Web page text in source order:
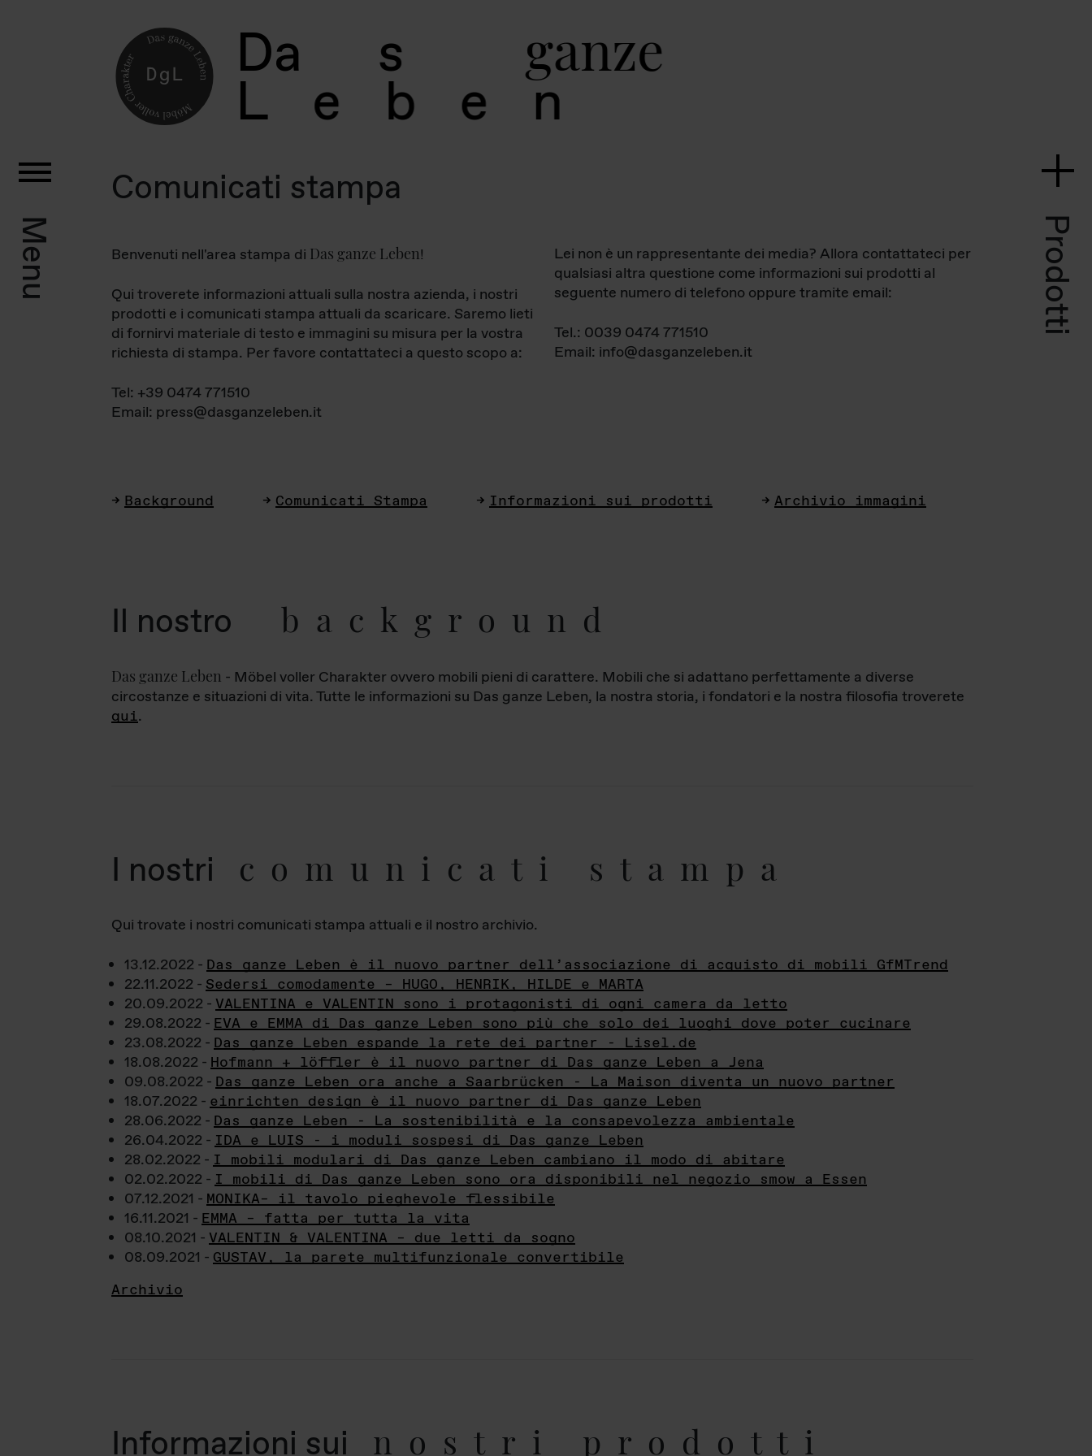
Da s ganz
L e b e
Menu Prodotti
Comunicati stampa
Benvenuti nell'area stampa di Das ganze Leben!
Qui troverete informazioni attuali sulla nostra azienda, i nostri
prodotti e i comunicati stampa attuali da scaricare. Saremo lieti
di fornirvi materiale di testo e immagini su misura per la vostra
richiesta di stampa. Per favore contattateci a questo scopo a:
Tel: +39 0474 771510
Email: press@dasganzeleben.it
Lei non è un rappresentante dei media? Allora contattateci per
qualsiasi altra questione come informazioni sui prodotti al
seguente numero di telefono oppure tramite email:
Tel.: 0039 0474 771510
Email: info@dasganzeleben.it
Background Comunicati Stampa Informazioni sui prodotti Archivio immagini
Il nostro background
Das ganze Leben - Möbel voller Charakter ovvero mobili pieni di carattere. Mobili che si adattano perfettamente a diverse
circostanze e situazioni di vita. Tutte le informazioni su Das ganze Leben, la nostra storia, i fondatori e la nostra filosofia troverete
qui.
I nostri comunicati stampa
Qui trovate i nostri comunicati stampa attuali e il nostro archivio.
13.12.2022 - Das ganze Leben è il nuovo partner dell’associazione di acquisto di mobili GfMTrend
22.11.2022 - Sedersi comodamente – HUGO, HENRIK, HILDE e MARTA
20.09.2022 - VALENTINA e VALENTIN sono i protagonisti di ogni camera da letto
29.08.2022 - EVA e EMMA di Das ganze Leben sono più che solo dei luoghi dove poter cucinare
23.08.2022 - Das ganze Leben espande la rete dei partner - Lisel.de
18.08.2022 - Hofmann + löffler è il nuovo partner di Das ganze Leben a Jena
09.08.2022 - Das ganze Leben ora anche a Saarbrücken - La Maison diventa un nuovo partner
18.07.2022 - einrichten design è il nuovo partner di Das ganze Leben
28.06.2022 - Das ganze Leben - La sostenibilità e la consapevolezza ambientale
26.04.2022 - IDA e LUIS - i moduli sospesi di Das ganze Leben
28.02.2022 - I mobili modulari di Das ganze Leben cambiano il modo di abitare
02.02.2022 - I mobili di Das ganze Leben sono ora disponibili nel negozio smow a Essen
07.12.2021 - MONIKA– il tavolo pieghevole flessibile
16.11.2021 - EMMA – fatta per tutta la vita
08.10.2021 - VALENTIN & VALENTINA – due letti da sogno
08.09.2021 - GUSTAV, la parete multifunzionale convertibile
Archivio
Informazioni sui nostri prodotti